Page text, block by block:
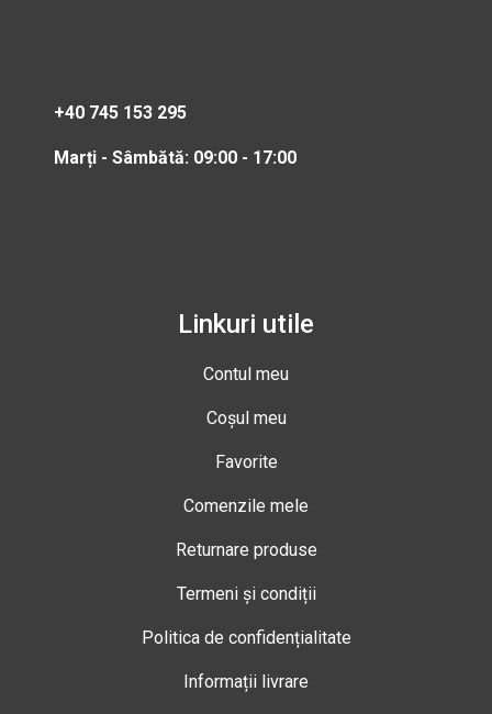
+40 745 153 295
Marți - Sâmbătă: 09:00 - 17:00
Linkuri utile
Contul meu
Coșul meu
Favorite
Comenzile mele
Returnare produse
Termeni și condiții
Politica de confidențialitate
Informații livrare